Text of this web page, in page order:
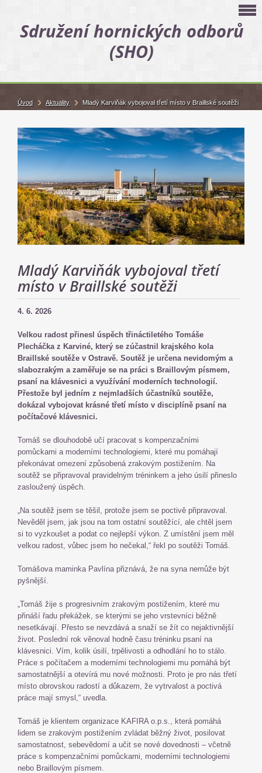
Sdružení hornických odborů
(SHO)
Mladý Karviňák vybojoval třetí
místo v Braillské soutěži
4. 6. 2026
Velkou radost přinesl úspěch třináctiletého Tomáše
Plecháčka z Karviné, který se zúčastnil krajského kola
Braillské soutěže v Ostravě. Soutěž je určena nevidomým a
slabozrakým a zaměřuje se na práci s Braillovým písmem,
psaní na klávesnici a využívání moderních technologií.
Přestože byl jedním z nejmladších účastníků soutěže,
dokázal vybojovat krásné třetí místo v disciplíně psaní na
počítačové klávesnici.
Tomáš se dlouhodobě učí pracovat s kompenzačními
pomůckami a moderními technologiemi, které mu pomáhají
překonávat omezení způsobená zrakovým postižením. Na
soutěž se připravoval pravidelným tréninkem a jeho úsilí přineslo
zasloužený úspěch.
„Na soutěž jsem se těšil, protože jsem se poctivě připravoval.
Nevěděl jsem, jak jsou na tom ostatní soutěžící, ale chtěl jsem
si to vyzkoušet a podat co nejlepší výkon. Z umístění jsem měl
velkou radost, vůbec jsem ho nečekal,“ řekl po soutěži Tomáš.
Tomášova maminka Pavlína přiznává, že na syna nemůže být
pyšnější.
„Tomáš žije s progresivním zrakovým postižením, které mu
přináší řadu překážek, se kterými se jeho vrstevníci běžně
nesetkávají. Přesto se nevzdává a snaží se žít co nejaktivnější
život. Poslední rok věnoval hodně času tréninku psaní na
klávesnici. Vím, kolik úsilí, trpělivosti a odhodlání ho to stálo.
Práce s počítačem a moderními technologiemi mu pomáhá být
samostatnější a otevírá mu nové možnosti. Proto je pro nás třetí
místo obrovskou radostí a důkazem, že vytrvalost a poctivá
práce mají smysl,“ uvedla.
Tomáš je klientem organizace KAFIRA o.p.s., která pomáhá
lidem se zrakovým postižením zvládat běžný život, posilovat
samostatnost, sebevědomí a učit se nové dovednosti – včetně
práce s kompenzačními pomůckami, moderními technologiemi
nebo Braillovým písmem.
Úvod Aktuality Mladý Karviňák vybojoval třetí místo v Braillské soutěži